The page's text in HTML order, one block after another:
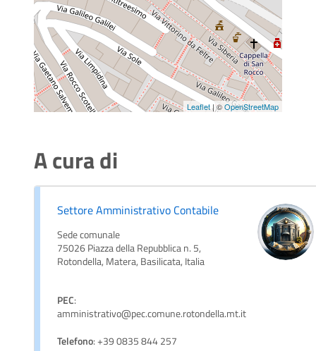
Leaflet| ©OpenStreetMap
A cura di
Settore Amministrativo Contabile
Sede comunale
75026 Piazza della Repubblica n. 5,
Rotondella, Matera, Basilicata, Italia
PEC:
amministrativo@pec.comune.rotondella.mt.it
Telefono: +39 0835 844 257